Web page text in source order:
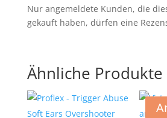
Nur angemeldete Kunden, die
gekauft haben, dürfen eine
Ähnliche Produkte